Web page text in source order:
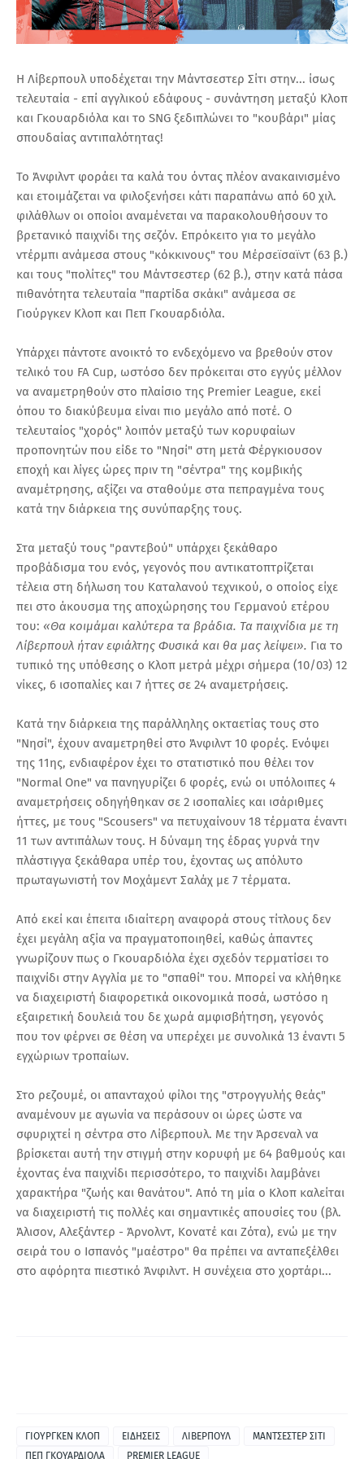
H Λίβερπουλ υποδέχεται την Μάντσεστερ Σίτι στην... ίσως
τελευταία - επί αγγλικού εδάφους - συνάντηση μεταξύ Κλοπ
και Γκουαρδιόλα και το SNG ξεδιπλώνει το "κουβάρι" μίας
σπουδαίας αντιπαλότητας!
To Άνφιλντ φοράει τα καλά του όντας πλέον ανακαινισμένο
και ετοιμάζεται να φιλοξενήσει κάτι παραπάνω από 60 χιλ.
φιλάθλων οι οποίοι αναμένεται να παρακολουθήσουν το
βρετανικό παιχνίδι της σεζόν. Επρόκειτο για το μεγάλο
ντέρμπι ανάμεσα στους "κόκκινους" του Μέρσεϊσαϊντ (63 β.)
και τους "πολίτες" του Μάντσεστερ (62 β.), στην κατά πάσα
πιθανότητα τελευταία "παρτίδα σκάκι" ανάμεσα σε
Γιούργκεν Κλοπ και Πεπ Γκουαρδιόλα.
Υπάρχει πάντοτε ανοικτό το ενδεχόμενο να βρεθούν στον
τελικό του FA Cup, ωστόσο δεν πρόκειται στο εγγύς μέλλον
να αναμετρηθούν στο πλαίσιο της Premier League, εκεί
όπου το διακύβευμα είναι πιο μεγάλο από ποτέ. Ο
τελευταίος "χορός" λοιπόν μεταξύ των κορυφαίων
προπονητών που είδε το "Νησί" στη μετά Φέργκιουσον
εποχή και λίγες ώρες πριν τη "σέντρα" της κομβικής
αναμέτρησης, αξίζει να σταθούμε στα πεπραγμένα τους
κατά την διάρκεια της συνύπαρξης τους.
Στα μεταξύ τους "ραντεβού" υπάρχει ξεκάθαρο
προβάδισμα του ενός, γεγονός που αντικατοπτρίζεται
τέλεια στη δήλωση του Καταλανού τεχνικού, ο οποίος είχε
πει στο άκουσμα της αποχώρησης του Γερμανού ετέρου
του: «Θα κοιμάμαι καλύτερα τα βράδια. Τα παιχνίδια με τη
Λίβερπουλ ήταν εφιάλτης Φυσικά και θα μας λείψει». Για το
τυπικό της υπόθεσης ο Κλοπ μετρά μέχρι σήμερα (10/03) 12
νίκες, 6 ισοπαλίες και 7 ήττες σε 24 αναμετρήσεις.
Κατά την διάρκεια της παράλληλης οκταετίας τους στο
"Νησί", έχουν αναμετρηθεί στο Άνφιλντ 10 φορές. Ενόψει
της 11ης, ενδιαφέρον έχει το στατιστικό που θέλει τον
"Normal One" να πανηγυρίζει 6 φορές, ενώ οι υπόλοιπες 4
αναμετρήσεις οδηγήθηκαν σε 2 ισοπαλίες και ισάριθμες
ήττες, με τους "Scousers" να πετυχαίνουν 18 τέρματα έναντι
11 των αντιπάλων τους. Η δύναμη της έδρας γυρνά την
πλάστιγγα ξεκάθαρα υπέρ του, έχοντας ως απόλυτο
πρωταγωνιστή τον Μοχάμεντ Σαλάχ με 7 τέρματα.
Από εκεί και έπειτα ιδιαίτερη αναφορά στους τίτλους δεν
έχει μεγάλη αξία να πραγματοποιηθεί, καθώς άπαντες
γνωρίζουν πως ο Γκουαρδιόλα έχει σχεδόν τερματίσει το
παιχνίδι στην Αγγλία με το "σπαθί" του. Μπορεί να κλήθηκε
να διαχειριστή διαφορετικά οικονομικά ποσά, ωστόσο η
εξαιρετική δουλειά του δε χωρά αμφισβήτηση, γεγονός
που τον φέρνει σε θέση να υπερέχει με συνολικά 13 έναντι 5
εγχώριων τροπαίων.
Στο ρεζουμέ, οι απανταχού φίλοι της "στρογγυλής θεάς"
αναμένουν με αγωνία να περάσουν οι ώρες ώστε να
σφυριχτεί η σέντρα στο Λίβερπουλ. Με την Άρσεναλ να
βρίσκεται αυτή την στιγμή στην κορυφή με 64 βαθμούς και
έχοντας ένα παιχνίδι περισσότερο, το παιχνίδι λαμβάνει
χαρακτήρα "ζωής και θανάτου". Από τη μία ο Κλοπ καλείται
να διαχειριστή τις πολλές και σημαντικές απουσίες του (βλ.
Άλισον, Αλεξάντερ - Άρνολντ, Κονατέ και Ζότα), ενώ με την
σειρά του ο Ισπανός "μαέστρο" θα πρέπει να ανταπεξέλθει
στο αφόρητα πιεστικό Άνφιλντ. Η συνέχεια στο χορτάρι...
ΓΙΟΥΡΓΚΕΝ ΚΛΟΠ ΕΙΔΗΣΕΙΣ ΛΙΒΕΡΠΟΥΛ
ΜΑΝΤΣΕΣΤΕΡ ΣΙΤΙ
ΠΕΠ ΓΚΟΥΑΡΔΙΟΛΑ
PREMIER LEAGUE